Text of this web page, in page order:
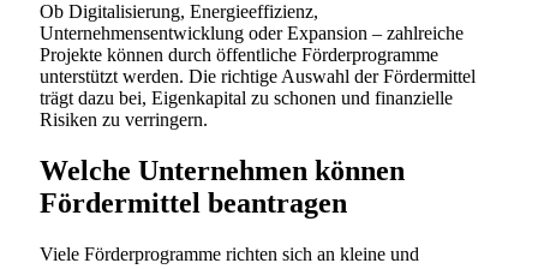
Ob Digitalisierung, Energieeffizienz,
Unternehmensentwicklung oder Expansion – zahlreiche
Projekte können durch öffentliche Förderprogramme
unterstützt werden. Die richtige Auswahl der Fördermittel
trägt dazu bei, Eigenkapital zu schonen und finanzielle
Risiken zu verringern.
Welche Unternehmen können
Fördermittel beantragen
Viele Förderprogramme richten sich an kleine und